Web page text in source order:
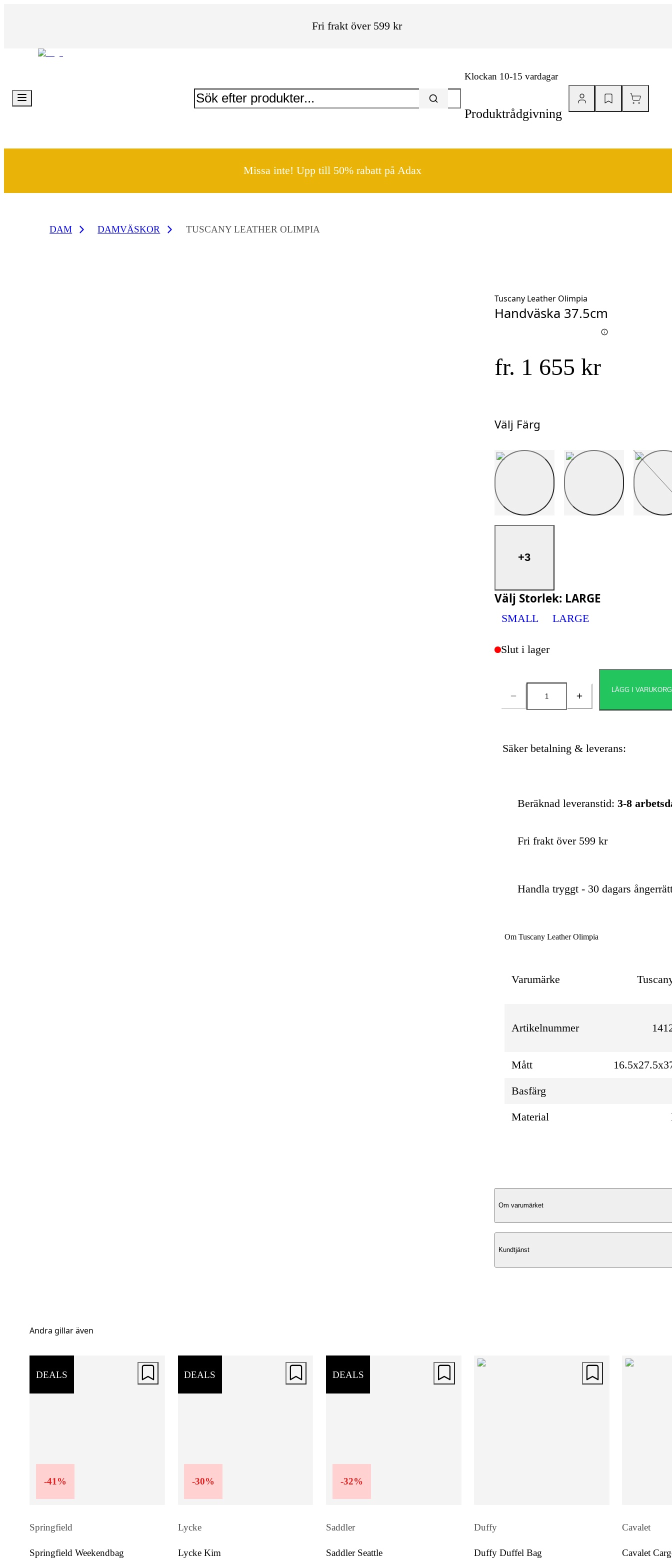
Fri frakt över 599 kr
Klockan 10-15 vardagar
Produktrådgivning
Missa inte! Upp till 50% rabatt på Adax
DAM DAMVÄSKOR TUSCANY LEATHER OLIMPIA
Tuscany Leather Olimpia
Handväska 37.5cm
fr. 1 655 kr
Välj Färg
Välj Färg
+3
Välj Storlek: LARGE
SMALL LARGE
Slut i lager
Antal
LÄGG I
Säker betalning & leverans:
Beräknad leveranstid: 3-8
Fri frakt över 599 kr
Handla tryggt - 30 dagars
Om Tuscany Leather Olimpia
Varumärke
Artikelnummer
Mått
Basfärg
Material
Produktbeskrivning
Tidlös design
hårdvaran i guldton bidrar till väskans
sofistikerade karaktär. En perfekt
kombination av klassisk form och
samt en dragkedjeficka för mindre
ficka med dragkedja för snabb åtkomst.
Om varumärket
Kundtjänst
Andra gillar även
DEALS
-41%
Springfield
Springfield Weekendbag
DEALS
-30%
Lycke
Lycke Kim
DEALS
-32%
Saddler
Saddler Seattle
Duffy
Duffy Duffel Bag
Cavalet
Cavalet